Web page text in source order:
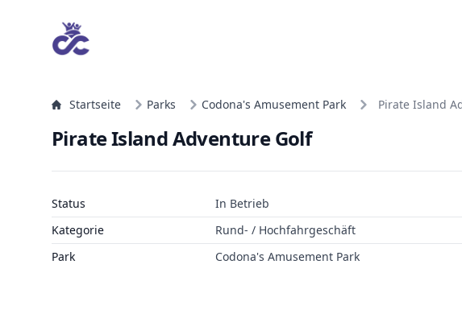
Startseite Parks Codona's Amusement Park Pirate Island
Pirate Island Adventure Golf
Status
In Betrieb
Kategorie
Rund- / Hochfahrgeschäft
Park
Codona's Amusement Park